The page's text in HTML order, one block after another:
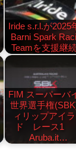
Iride s.r.l.が2025
Barni Spark
Teamを支援継
FIM スーパーバ
世界選手権
ィリップアイ
ド レース
Aruba.it…